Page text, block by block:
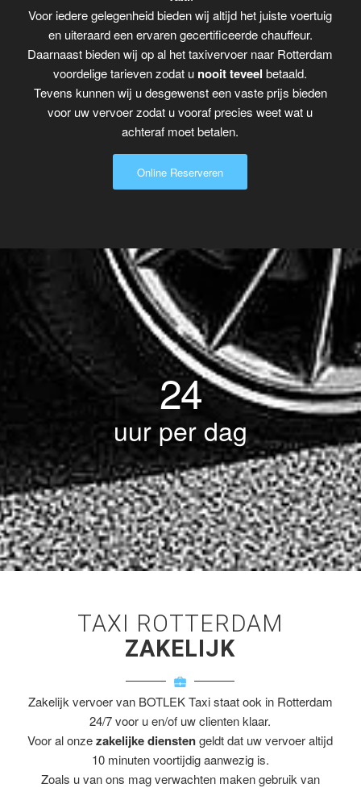
Voor iedere gelegenheid bieden wij altijd het juiste voertuig
en uiteraard een ervaren gecertificeerde chauffeur.
Daarnaast bieden wij op al het taxivervoer naar Rotterdam
voordelige tarieven zodat u nooit teveel betaald.
Tevens kunnen wij u desgewenst een vaste prijs bieden
voor uw vervoer zodat u vooraf precies weet wat u
achteraf moet betalen.
Online Reserveren
24
uur per dag
TAXI ROTTERDAM
ZAKELIJK
Zakelijk vervoer van BOTLEK Taxi staat ook in Rotterdam
24/7 voor u en/of uw clienten klaar.
Voor al onzezakelijke dienstengeldt dat uw vervoer altijd
10 minuten voortijdig aanwezig is.
Zoals u van ons mag verwachten maken gebruik van